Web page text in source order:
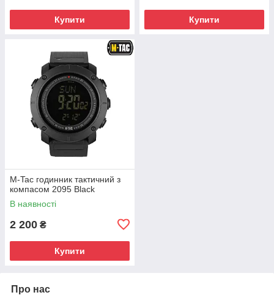
Купити Купити
M-Tac годинник тактичний з
компасом 2095 Black
В наявності
2 200 ₴
Купити
Про нас